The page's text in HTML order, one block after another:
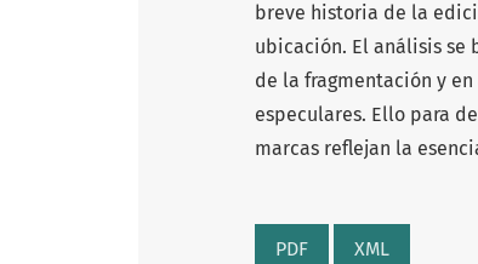
breve historia de la
ubicación. El análisis se
de la fragmentación y
especulares. Ello para
marcas reflejan la
PDF XML